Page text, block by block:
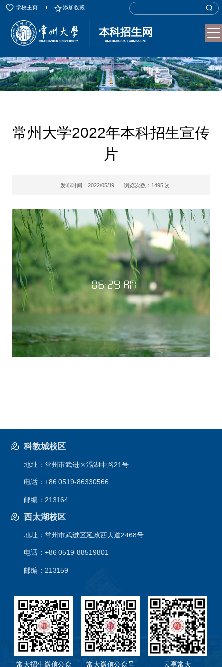
学校主页 添加收藏
常州大学2022年本科招生宣传
片
发布时间：2022/05/19 浏览次数： 1495 次
科教城校区
地址：常州市武进区滆湖中路21号
电话：+86 0519-86330566
邮编：213164
西太湖校区
地址：常州市武进区延政西大道2468号
电话：+86 0519-88519801
邮编：213159
常大招生微信公众 常大微信公众号 云享常大